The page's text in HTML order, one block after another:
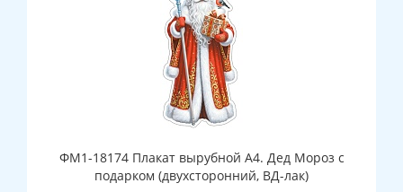
ФМ1-18174 Плакат вырубной А4. Дед Мороз с
подарком (двухсторонний, ВД-лак)